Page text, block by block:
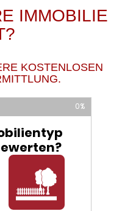
IMMOBILIE
KOSTENLOSEN